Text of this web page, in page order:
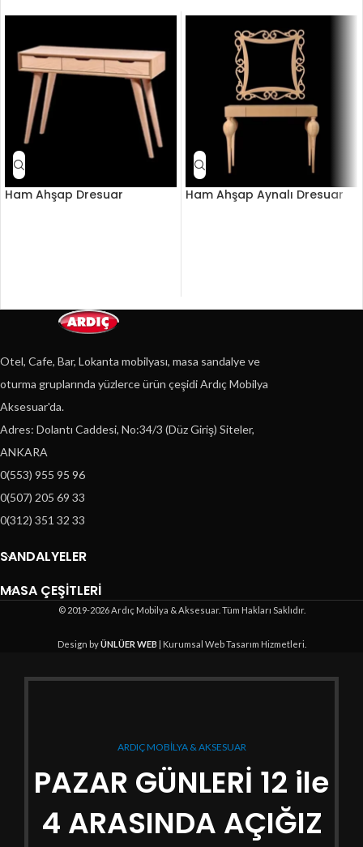
Ham Ahşap Dresuar Ham Ahşap Aynalı Dresuar
Otel, Cafe, Bar, Lokanta mobilyası, masa sandalye ve
oturma gruplarında yüzlerce ürün çeşidi Ardıç Mobilya
Aksesuar'da.
Adres: Dolantı Caddesi, No:34/3 (Düz Giriş) Siteler,
ANKARA
0(553) 955 95 96
0(507) 205 69 33
0(312) 351 32 33
SANDALYELER
MASA ÇEŞİTLERİ
© 2019-2026 Ardıç Mobilya & Aksesuar. Tüm Hakları Saklıdır.
Design byÜNLÜER WEB | Kurumsal Web Tasarım Hizmetleri.
ARDIÇ MOBİLYA & AKSESUAR
PAZAR GÜNLERİ 12 ile
4 ARASINDA AÇIĞIZ